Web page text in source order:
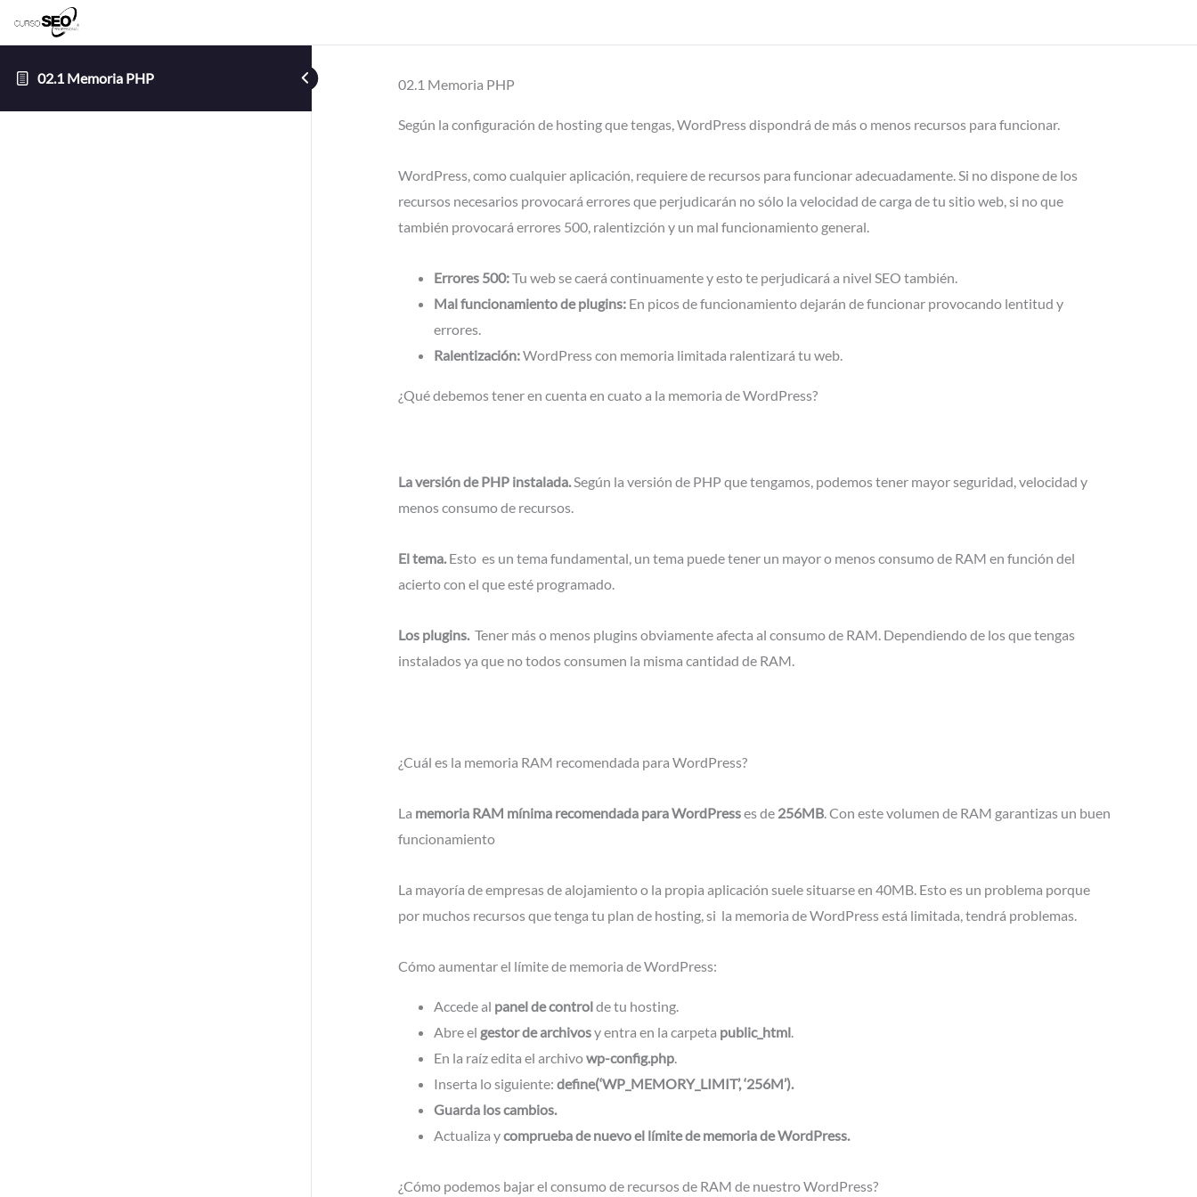
02.1 Memoria PHP 02.1 Memoria PHP
Según la configuración de hosting que tengas, WordPress dispondrá de más o menos recursos para funcionar.
WordPress, como cualquier aplicación, requiere de recursos para funcionar adecuadamente. Si no dispone de los
recursos necesarios provocará errores que perjudicarán no sólo la velocidad de carga de tu sitio web, si no que
también provocará errores 500, ralentizción y un mal funcionamiento general.
Errores 500:Tu web se caerá continuamente y esto te perjudicará a nivel SEO también.
Mal funcionamiento de plugins: En picos de funcionamiento dejarán de funcionar provocando lentitud y
errores.
Ralentización:WordPress con memoria limitada ralentizará tu web.
¿Qué debemos tener en cuenta en cuato a la memoria de WordPress?
La versión de PHP instalada.Según la versión de PHP que tengamos, podemos tener mayor seguridad, velocidad y
menos consumo de recursos.
El tema.Esto es un tema fundamental, un tema puede tener un mayor o menos consumo de RAM en función del
acierto con el que esté programado.
Los plugins. Tener más o menos plugins obviamente afecta al consumo de RAM. Dependiendo de los que tengas
instalados ya que no todos consumen la misma cantidad de RAM.
¿Cuál es la memoria RAM recomendada para WordPress?
La memoria RAM mínima recomendada para WordPresses de 256MB. Con este volumen de RAM garantizas un buen
funcionamiento
La mayoría de empresas de alojamiento o la propia aplicación suele situarse en 40MB. Esto es un problema porque
por muchos recursos que tenga tu plan de hosting, si la memoria de WordPress está limitada, tendrá problemas.
Cómo aumentar el límite de memoria de WordPress:
Accede al panel de controlde tu hosting.
Abre el gestor de archivosy entra en la carpeta public_html.
En la raíz edita el archivowp-config.php.
Inserta lo siguiente: define(‘WP_MEMORY_LIMIT’, ‘256M’).
Guarda los cambios.
Actualiza ycomprueba de nuevo el límite de memoria de WordPress.
¿Cómo podemos bajar el consumo de recursos de RAM de nuestro WordPress?